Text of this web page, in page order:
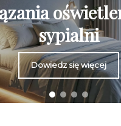
sypialni
Dowiedz się więcej